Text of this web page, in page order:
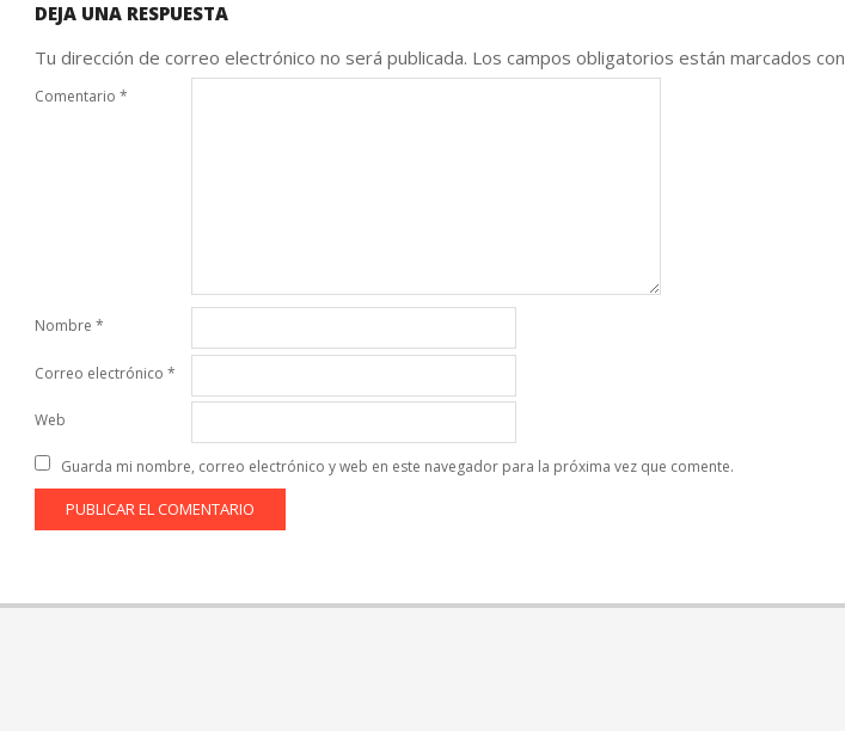
DEJA UNA RESPUESTA
Tu dirección de correo electrónico no será publicada. Los campos obligatorios están marcados con
Comentario *
Nombre *
Correo electrónico *
Web
Guarda mi nombre, correo electrónico y web en este navegador para la próxima vez que comente.